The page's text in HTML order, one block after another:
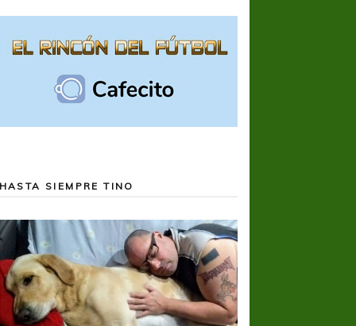
HASTA SIEMPRE TINO